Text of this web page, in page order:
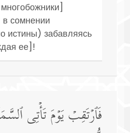
сомнении
истины) забавляясь
ее]!
فَٱرۡتَقِبۡ یَوۡمَ تَأۡتِی